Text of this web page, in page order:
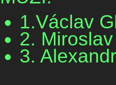
1.Václav
2.
3.